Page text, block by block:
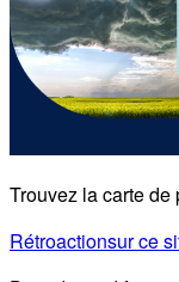
Trouvez la carte
Rétroactionsur ce